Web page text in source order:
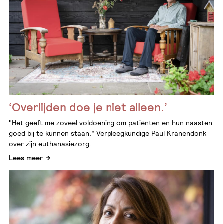
‘Overlijden doe je niet alleen.’
"Het geeft me zoveel voldoening om patiënten en hun naasten
goed bij te kunnen staan.” Verpleegkundige Paul Kranendonk
over zijn euthanasiezorg.
Lees meer